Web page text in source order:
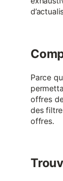
Parce
offres
des
offres.